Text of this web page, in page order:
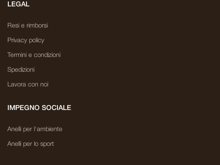
LEGAL
Resi e rimborsi
Privacy policy
Termini e condizioni
Spedizioni
Lavora con noi
IMPEGNO SOCIALE
Anelli per l'ambiente
Anelli per lo sport